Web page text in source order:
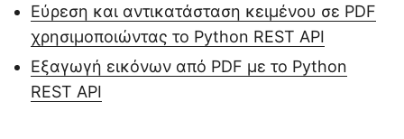
Εύρεση και αντικατάσταση κειμένου σε PDF
χρησιμοποιώντας το Python REST API
Εξαγωγή εικόνων από PDF με το Python
REST API